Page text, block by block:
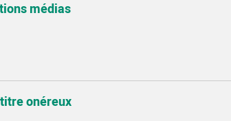
médias
onéreux